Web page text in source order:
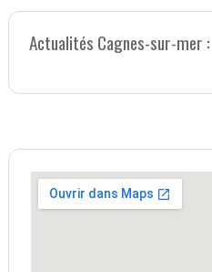
Actualités Cagnes-sur-mer :